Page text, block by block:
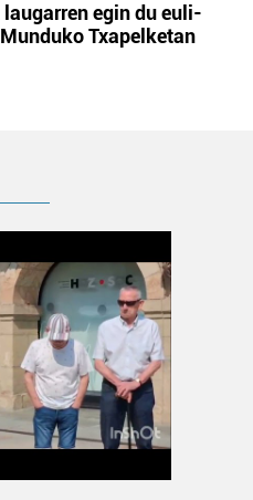
egin du euli-
Txapelketan